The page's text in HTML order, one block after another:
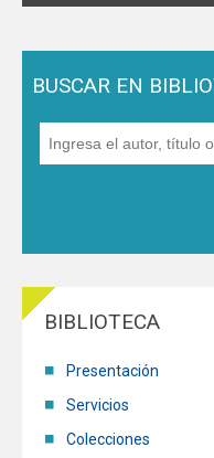
BUSCAR EN
BIBLIOTECA
Presentación
Servicios
Colecciones